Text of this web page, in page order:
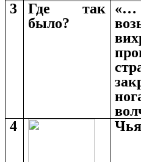
3
Где так
было?
«…
4
Чья